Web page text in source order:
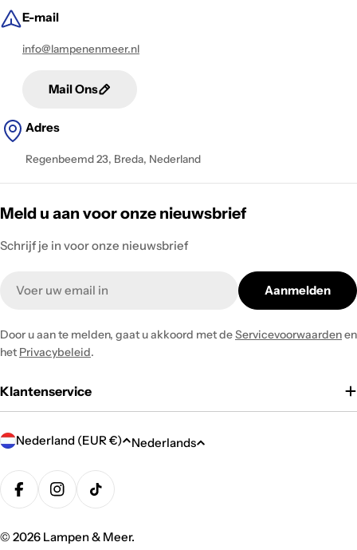
E-mail
info@lampenenmeer.nl
Mail Ons
Adres
Regenbeemd 23, Breda, Nederland
Meld u aan voor onze nieuwsbrief
Schrijf je in voor onze nieuwsbrief
Aanmelden
Door u aan te melden, gaat u akkoord met deServicevoorwaardenen
het Privacybeleid.
Klantenservice
L
n
d
r
Nederland (EUR €)
T
Nederlands
Betaalmethodes
FacebookInstagram
TikTok
© 2026 Lampen & Meer. ‎